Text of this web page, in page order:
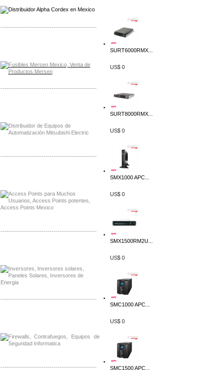
-------------------------------------------------
-------------------------------------------------
-------------------------------------------------
-------------------------------------------------
-------------------------------------------------
-------------------------------------------------
SURT6000RMX...
US$ 0
SURT8000RMX...
US$ 0
SMX1000 APC...
US$ 0
SMX1500RM2U...
US$ 0
SMC1000 APC...
US$ 0
SMC1500 APC...